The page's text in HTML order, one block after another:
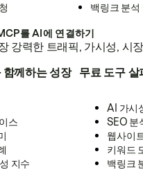
백링크 분석
를 AI에 연결하기
강력한 트래픽, 가시성, 시
께하는 성장
스
지수
무료 도구 살
AI 가시
SEO 분
웹사이
키워드
백링크